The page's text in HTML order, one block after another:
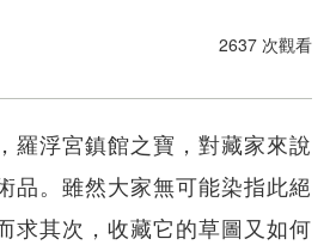
2637 次觀看
羅浮宮鎮館之寶，對藏家來說
品。雖然大家無可能染指此絕
求其次，收藏它的草圖又如何